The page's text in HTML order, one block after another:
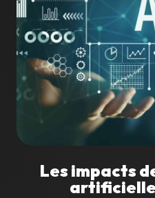
Les impacts
artificielle